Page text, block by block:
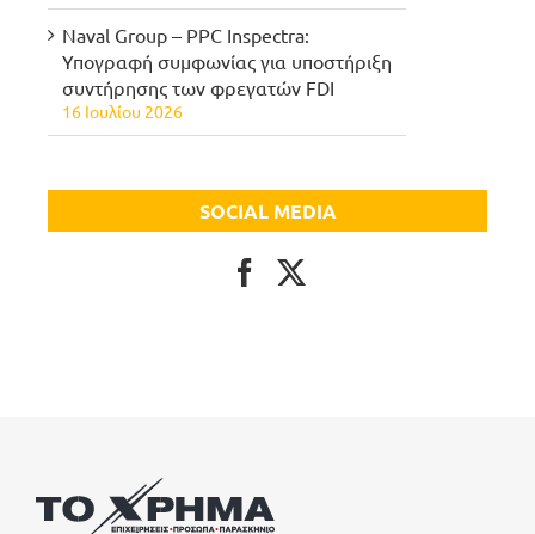
Naval Group – PPC Inspectra:
Υπογραφή συμφωνίας για υποστήριξη
συντήρησης των φρεγατών FDI
16 Ιουλίου 2026
SOCIAL MEDIA